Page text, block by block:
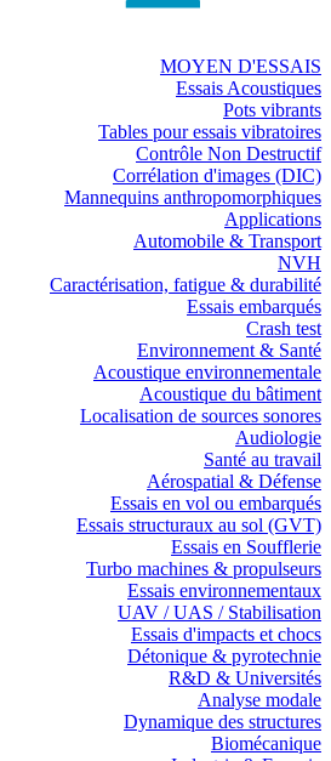
MOYEN D'ESSAIS
Essais Acoustiques
Pots vibrants
Tables pour essais vibratoires
Contrôle Non Destructif
Corrélation d'images (DIC)
Mannequins anthropomorphiques
Applications
Automobile & Transport
NVH
Caractérisation, fatigue & durabilité
Essais embarqués
Crash test
Environnement & Santé
Acoustique environnementale
Acoustique du bâtiment
Localisation de sources sonores
Audiologie
Santé au travail
Aérospatial & Défense
Essais en vol ou embarqués
Essais structuraux au sol (GVT)
Essais en Soufflerie
Turbo machines & propulseurs
Essais environnementaux
UAV / UAS / Stabilisation
Essais d'impacts et chocs
Détonique & pyrotechnie
R&D & Universités
Analyse modale
Dynamique des structures
Biomécanique